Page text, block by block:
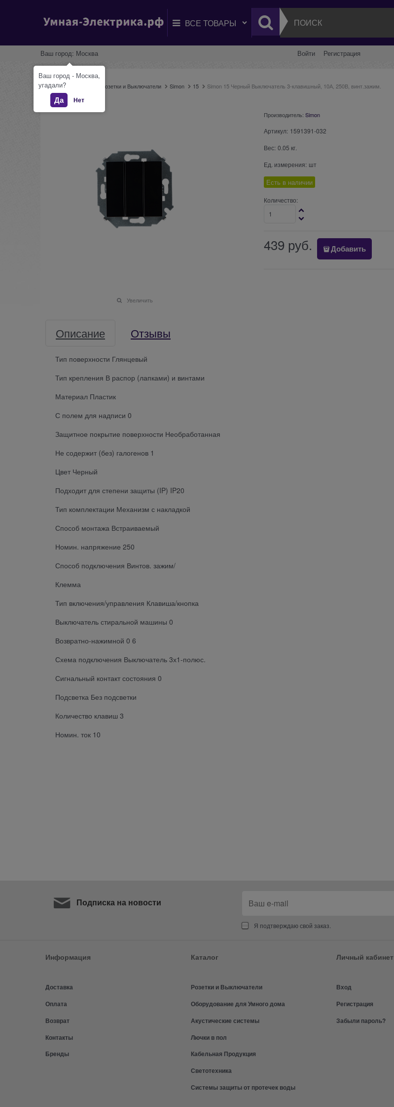
Ваш город: Москва Войти Регистрация
Главная Розетки и Выключатели Simon 15 Simon 15 Черный Выключатель 3-клавишный, 10А, 250В, винт.зажим.
Увеличить
Производитель: Simon
Артикул: 1591391-032
Вес: 0.05 кг.
Ед. измерения: шт
Есть в наличии
Количество:
439 руб. Добавить
Описание Отзывы
Тип поверхности Глянцевый
Тип крепления В распор (лапками) и винтами
Материал Пластик
С полем для надписи 0
Защитное покрытие поверхности Необработанная
Не содержит (без) галогенов 1
Цвет Черный
Подходит для степени защиты (IP) IP20
Тип комплектации Механизм с накладкой
Способ монтажа Встраиваемый
Номин. напряжение 250
Способ подключения Винтов. зажим/
Клемма
Тип включения/управления Клавиша/кнопка
Выключатель стиральной машины 0
Возвратно-нажимной 0 6
Схема подключения Выключатель 3х1-полюс.
Сигнальный контакт состояния 0
Подсветка Без подсветки
Количество клавиш 3
Номин. ток 10
Подписка на новости
Я подтверждаю свой заказ.
Информация
Доставка
Оплата
Возврат
Контакты
Бренды
Каталог
Розетки и Выключатели
Оборудование для Умного дома
Акустические системы
Лючки в пол
Кабельная Продукция
Светотехника
Системы защиты от протечек воды
Личный кабинет
Вход
Регистрация
Забыли пароль?
Ваш город - Москва,
угадали?
Да Нет